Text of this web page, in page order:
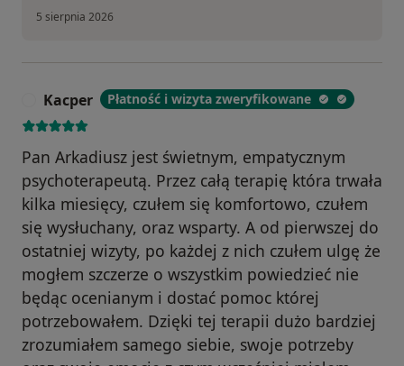
5 sierpnia 2026
Kacper Płatność i wizyta zweryfikowane
Pan Arkadiusz jest świetnym, empatycznym
psychoterapeutą. Przez całą terapię która trwała
kilka miesięcy, czułem się komfortowo, czułem
się wysłuchany, oraz wsparty. A od pierwszej do
ostatniej wizyty, po każdej z nich czułem ulgę że
mogłem szczerze o wszystkim powiedzieć nie
będąc ocenianym i dostać pomoc której
potrzebowałem. Dzięki tej terapii dużo bardziej
zrozumiałem samego siebie, swoje potrzeby